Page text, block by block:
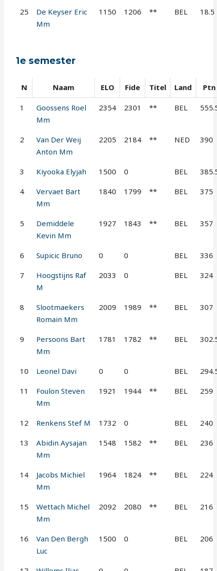
25
De Keyser Eric
Mm
1150 1206 ** BEL 18.5
1e semester
N Naam ELO Fide Titel Land Ptn
1
Goossens Roel
Mm
2354 2301 ** BEL
2
Van Der Weij
Anton Mm
2205 2184 ** NED 390
3 Kiyooka Elyjah 1500 0 BEL
4
Vervaet Bart
Mm
1840 1799 ** BEL 375
5
Demiddele
Kevin Mm
1927 1843 ** BEL 357
6 Supicic Bruno 0 0 BEL 336
7
Hoogstijns Raf
M
2033 0 BEL 324
8
Slootmaekers
Romain Mm
2009 1989 ** BEL 307
9
Persoons Bart
Mm
1781 1782 ** BEL
10 Leonel Davi 0 0 BEL
11
Foulon Steven
Mm
1921 1944 ** BEL 259
12 Renkens Stef M 1732 0 BEL 240
13
Abidin Aysajan
Mm
1548 1582 ** BEL 236
14
Jacobs Michiel
Mm
1964 1824 ** BEL 224
15
Wettach Michel
Mm
2092 2080 ** BEL 216
16
Van Den Bergh
Luc
1500 0 BEL 206